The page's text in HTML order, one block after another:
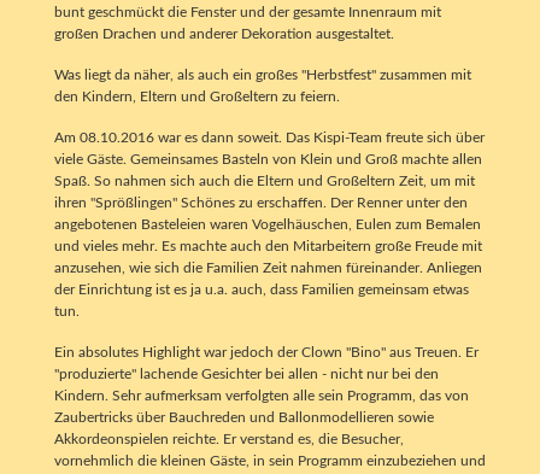
bunt geschmückt die Fenster und der gesamte Innenraum mit
großen Drachen und anderer Dekoration ausgestaltet.
Was liegt da näher, als auch ein großes "Herbstfest" zusammen mit
den Kindern, Eltern und Großeltern zu feiern.
Am 08.10.2016 war es dann soweit. Das Kispi-Team freute sich über
viele Gäste. Gemeinsames Basteln von Klein und Groß machte allen
Spaß. So nahmen sich auch die Eltern und Großeltern Zeit, um mit
ihren "Sprößlingen" Schönes zu erschaffen. Der Renner unter den
angebotenen Basteleien waren Vogelhäuschen, Eulen zum Bemalen
und vieles mehr. Es machte auch den Mitarbeitern große Freude mit
anzusehen, wie sich die Familien Zeit nahmen füreinander. Anliegen
der Einrichtung ist es ja u.a. auch, dass Familien gemeinsam etwas
tun.
Ein absolutes Highlight war jedoch der Clown "Bino" aus Treuen. Er
"produzierte" lachende Gesichter bei allen - nicht nur bei den
Kindern. Sehr aufmerksam verfolgten alle sein Programm, das von
Zaubertricks über Bauchreden und Ballonmodellieren sowie
Akkordeonspielen reichte. Er verstand es, die Besucher,
vornehmlich die kleinen Gäste, in sein Programm einzubeziehen und